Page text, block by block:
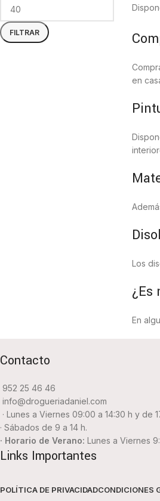
FILTRAR
en
Los
¿Es
En
Contacto
952 25 46 46
info@drogueriadaniel.com
· Lunes a Viernes 09:00 a 14:30 h y de
· Sábados de 9 a 14 h.
· Horario de Verano: Lunes a Viernes
Links Importantes
POLÍTICA DE PRIVACIDADCONDICIONES